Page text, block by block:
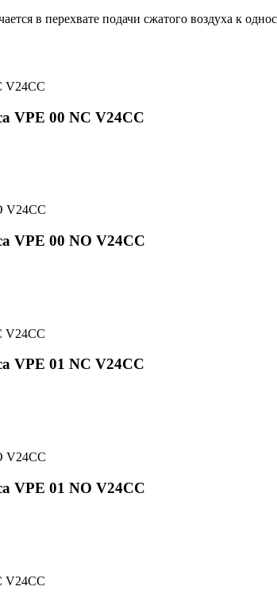
в перехвате подачи сжатого воздуха к
VPE 00 NC V24CC
VPE 00 NO V24CC
VPE 01 NC V24CC
VPE 01 NO V24CC